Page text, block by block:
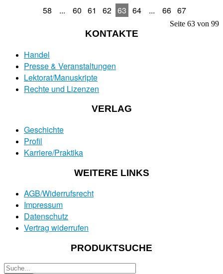
58 ... 60 61 62 63 64 ... 66 67
Seite 63 von 99
KONTAKTE
Handel
Presse & Veranstaltungen
Lektorat/Manuskripte
Rechte und Lizenzen
VERLAG
Geschichte
Profil
Karriere/Praktika
WEITERE LINKS
AGB/Widerrufsrecht
Impressum
Datenschutz
Vertrag widerrufen
PRODUKTSUCHE